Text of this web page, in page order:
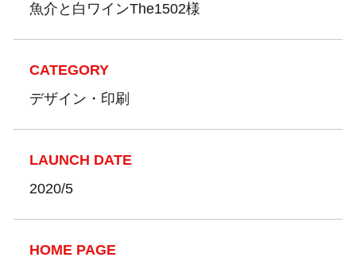
魚介と白ワインThe1502様
CATEGORY
デザイン・印刷
LAUNCH DATE
2020/5
HOME PAGE